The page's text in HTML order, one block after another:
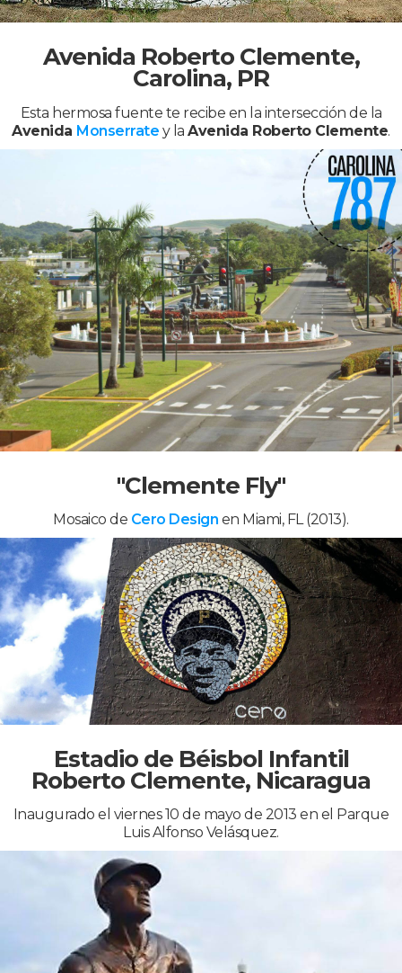
Avenida Roberto Clemente,
Carolina, PR
Esta hermosa fuente te recibe en la intersección de la
Avenida Monserrate y laAvenida Roberto Clemente.
"Clemente Fly"
Mosaico de Cero Design en Miami, FL (2013).
Estadio de Béisbol Infantil
Roberto Clemente, Nicaragua
Inaugurado el viernes 10 de mayo de 2013 en el Parque
Luis Alfonso Velásquez.